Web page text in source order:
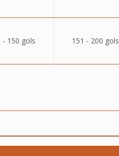
- 150 gols 151 - 200 gols